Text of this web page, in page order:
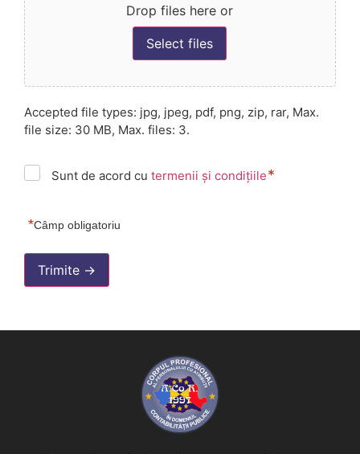
Drop files here or
Select files
Accepted file types: jpg, jpeg, pdf, png, zip, rar, Max.
file size: 30 MB, Max. files: 3.
TermeniSunt de acord cu termenii și condițiile*
*Câmp obligatoriu
Trimite →